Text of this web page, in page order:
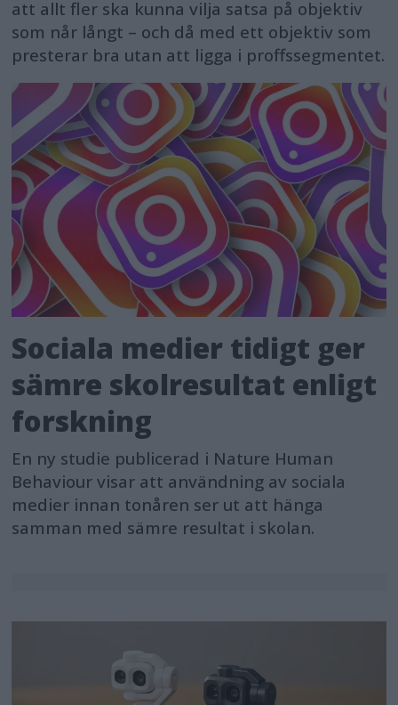
att allt fler ska kunna vilja satsa på objektiv
som når långt – och då med ett objektiv som
presterar bra utan att ligga i proffssegmentet.
Sociala medier tidigt ger
sämre skolresultat enligt
forskning
En ny studie publicerad i Nature Human
Behaviour visar att användning av sociala
medier innan tonåren ser ut att hänga
samman med sämre resultat i skolan.